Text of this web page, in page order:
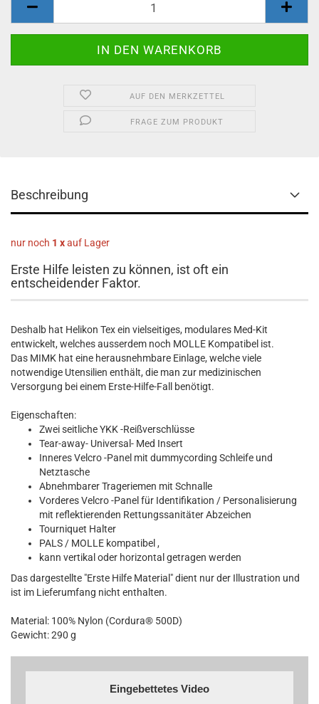
AUF DEN MERKZETTEL
FRAGE ZUM PRODUKT
Beschreibung
nur noch 1 xauf Lager
Erste Hilfe leisten zu können, ist oft ein
entscheidender Faktor.
Deshalb hat Helikon Tex ein vielseitiges, modulares Med-Kit
entwickelt, welches ausserdem noch MOLLE Kompatibel ist.
Das MIMK hat eine herausnehmbare Einlage, welche viele
notwendige Utensilien enthält, die man zur medizinischen
Versorgung bei einem Erste-Hilfe-Fall benötigt.
Eigenschaften:
Zwei seitliche YKK -Reißverschlüsse
Tear-away- Universal- Med Insert
Inneres Velcro -Panel mit dummycording Schleife und
Netztasche
Abnehmbarer Trageriemen mit Schnalle
Vorderes Velcro -Panel für Identifikation / Personalisierung
mit reflektierenden Rettungssanitäter Abzeichen
Tourniquet Halter
PALS / MOLLE kompatibel ,
kann vertikal oder horizontal getragen werden
Das dargestellte "Erste Hilfe Material" dient nur der Illustration und
ist im Lieferumfang nicht enthalten.
Material: 100% Nylon (Cordura® 500D)
Gewicht: 290 g
Eingebettetes Video